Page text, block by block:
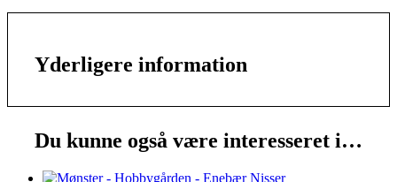
Yderligere information
Du kunne også være interesseret i…